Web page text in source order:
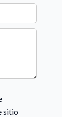
sitio